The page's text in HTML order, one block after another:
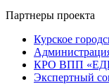
Партнеры проекта
Курское
КРО ВПП
Экспертный